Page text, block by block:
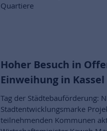
Quartiere
Hoher Besuch in
Einweihung in Kassel
Tag der Städtebauförderung:
Stadtentwicklungsmarke
teilnehmenden Kommunen